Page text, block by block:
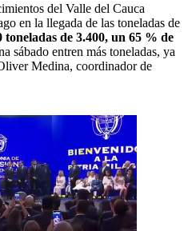
del Valle del Cauca
en la llegada de las toneladas de
de 3.400, un 65 % de
sábado entren más toneladas, ya
Medina, coordinador de